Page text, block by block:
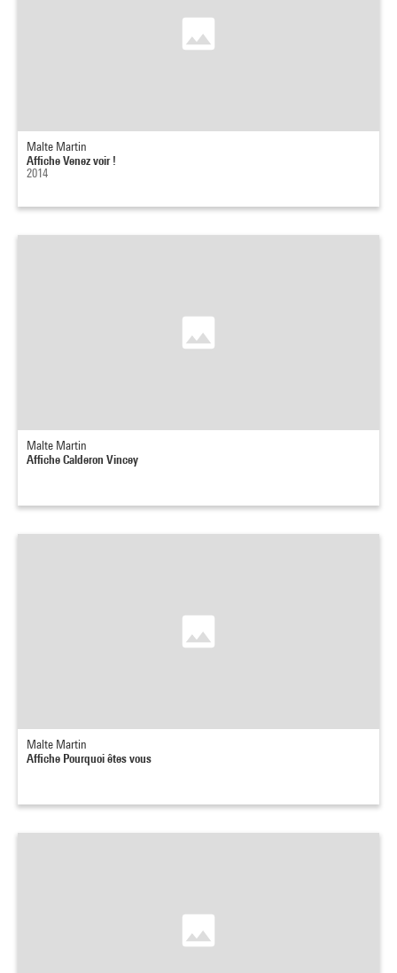
Malte Martin
Affiche Venez voir !
2014
Malte Martin
Affiche Calderon Vincey
Malte Martin
Affiche Pourquoi êtes vous